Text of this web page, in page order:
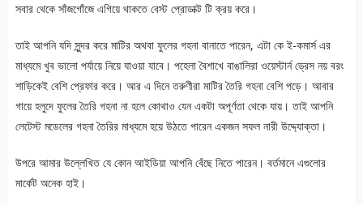
সবার থেকে সাঁজগোঁজে এগিয়ে থাকতে বেস্ট প্রোডাক্ট টি ক্রয় করে।
তাই আপনি যদি সুন্দর করে মাটির অথবা ফুলের গহনা বানাতে পারেন, এটা কে ই-কমার্স এর
মাধ্যমে খুব ভালো পর্যায়ে নিয়ে যাওয়া যাবে। পহেলা বৈশাখে বাঙালিরা ওয়েস্টার্ন ড্রেস নয় বরং
শাড়িকেই বেশি প্রেফার করে। আর এ দিনে তরুণীরা মাটির তৈরি গহনা বেশি পড়ে। আবার
গায়ে হলুদে ফুলের তৈরি গহনা না হলে কোথাও যেন একটা অপূর্ণতা থেকে যায়। তাই আপনি
লেটেস্ট মডেলের গহনা তৈরির মাধ্যমে হয়ে উঠতে পারেন একজন সফল নারী উদ্দ্যোক্তা।
উপরে আমার উল্লেখিত যে কোন আইডিয়া আপনি বেঁছে নিতে পারেন। বর্তমানে এগুলোর
মার্কেট অনেক হাই।